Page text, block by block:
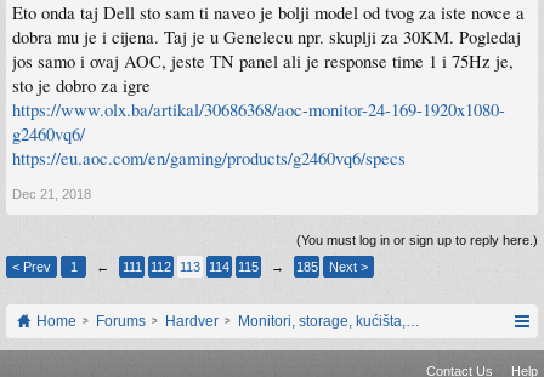
Eto onda taj Dell sto sam ti naveo je bolji model od tvog za iste novce a
dobra mu je i cijena. Taj je u Genelecu npr. skuplji za 30KM. Pogledaj
jos samo i ovaj AOC, jeste TN panel ali je response time 1 i 75Hz je,
sto je dobro za igre
https://www.olx.ba/artikal/30686368/aoc-monitor-24-169-1920x1080-
g2460vq6/
https://eu.aoc.com/en/gaming/products/g2460vq6/specs
Dec 21, 2018
(You must log in or sign up to reply here.)
< Prev
1 ← 111 112 113 114 115 → 185 Next >
Home Forums Hardver Monitori, storage, kućišta, periferija
Contact Us Help